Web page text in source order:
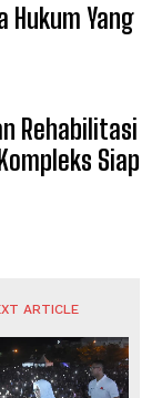
Hukum Yang
Rehabilitasi
Siap
ARTICLE